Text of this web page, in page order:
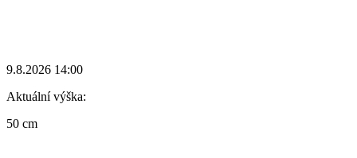
9.8.2026 14:00
Aktuální výška:
50 cm